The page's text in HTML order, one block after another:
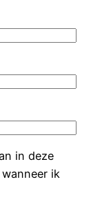
in deze
ik